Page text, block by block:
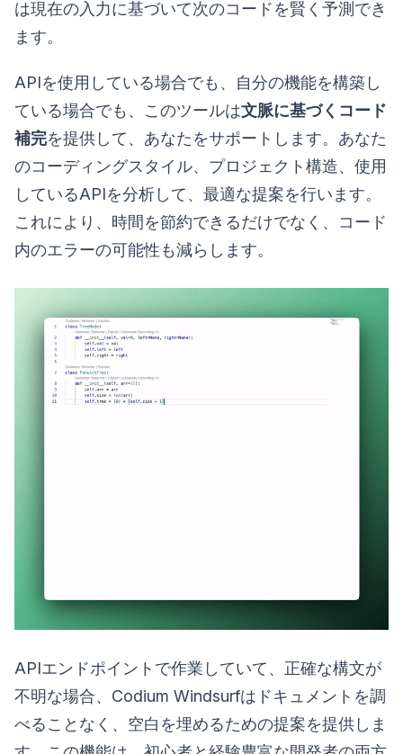
は現在の入力に基づいて次のコードを賢く予測でき
ます。
APIを使用している場合でも、自分の機能を構築し
ている場合でも、このツールは文脈に基づくコード
補完を提供して、あなたをサポートします。あなた
のコーディングスタイル、プロジェクト構造、使用
しているAPIを分析して、最適な提案を行います。
これにより、時間を節約できるだけでなく、コード
内のエラーの可能性も減らします。
APIエンドポイントで作業していて、正確な構文が
不明な場合、Codium Windsurfはドキュメントを調
べることなく、空白を埋めるための提案を提供しま